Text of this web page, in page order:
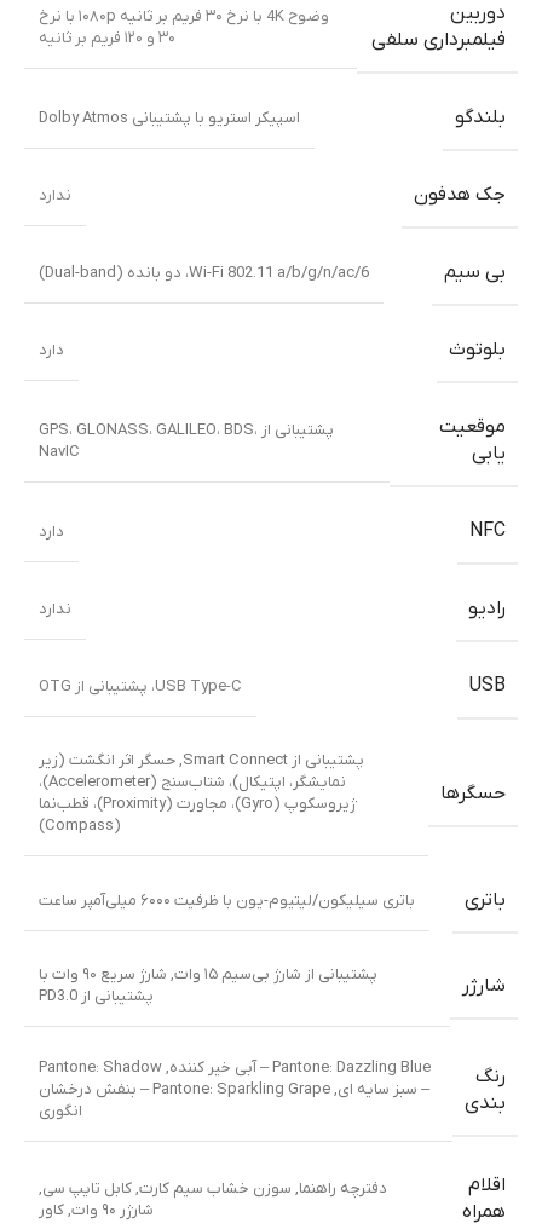
دوربین
فیلمبرداری سلفی
وضوح 4K با نرخ ۳۰ فریم بر ثانیه ۱۰۸۰p با نرخ
۳۰ و ۱۲۰ فریم بر ثانیه
بلندگو اسپیکر استریو با پشتیبانی Dolby Atmos
جک هدفون ندارد
بی سیم Wi-Fi 802.11 a/b/g/n/ac/6، دو بانده (Dual-band)
بلوتوث دارد
موقعیت
یابی
پشتیبانی از GPS، GLONASS، GALILEO، BDS،
NavIC
NFC دارد
رادیو ندارد
USB USB Type-C، پشتیبانی از OTG
حسگرها
,حسگر اثر انگشت (زیر
نمایشگر، اپتیکال)، شتاب‌سنج (Accelerometer)،
ژیروسکوپ (Gyro)، مجاورت (Proximity)، قطب‌نما
(Compass)
باتری باتری سیلیکون/لیتیوم-یون با ظرفیت ۶۰۰۰ میلی‌آمپر ساعت
شارژر پشتیبانی از شارژ بی‌سیم ۱۵ وات ,
شارژ سریع ۹۰ وات با
پشتیبانی از PD3.0
رنگ
بندی
Pantone: Dazzling Blue – آبی خیر کننده ,
Pantone: Shadow
– سبز سایه ای,
Pantone: Sparkling Grape – بنفش درخشان
انگوری
اقلام
همراه
دفترچه راهنما, سوزن خشاب سیم کارت,کابل تایپ سی,
شارژر ۹۰ وات
,کاور